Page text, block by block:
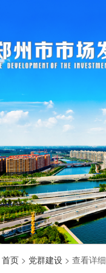
首页 > 党群建设 > 查看详细